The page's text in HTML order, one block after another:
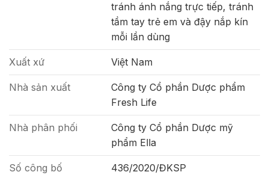
tránh ánh nắng trực tiếp, tránh
tầm tay trẻ em và đậy nắp kín
mỗi lần dùng
Xuất xứ Việt Nam
Nhà sản xuất
Công ty Cổ phần Dược phẩm
Fresh Life
Nhà phân phối
Công ty Cổ phần Dược mỹ
phẩm Ella
Số công bố 436/2020/ĐKSP